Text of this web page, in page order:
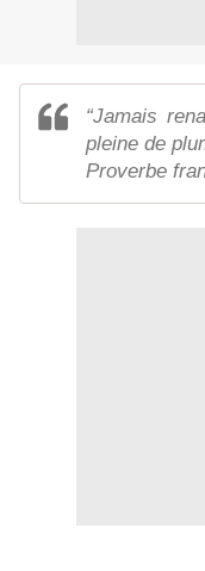
“Jamais
pleine de
Proverbe